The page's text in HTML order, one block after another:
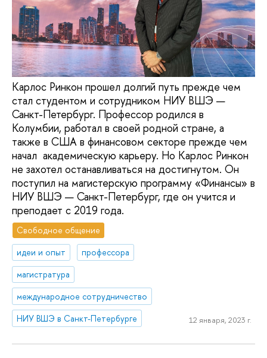
Карлос Ринкон прошел долгий путь прежде чем
стал студентом и сотрудником НИУ ВШЭ —
Санкт-Петербург. Профессор родился в
Колумбии, работал в своей родной стране, а
также в США в финансовом секторе прежде чем
начал академическую карьеру. Но Карлос Ринкон
не захотел останавливаться на достигнутом. Он
поступил на магистерскую программу «Финансы» в
НИУ ВШЭ — Санкт-Петербург, где он учится и
преподает с 2019 года.
Свободное общение
идеи и опыт
профессора
магистратура
международное сотрудничество
НИУ ВШЭ в Санкт-Петербурге
12 января, 2023 г.